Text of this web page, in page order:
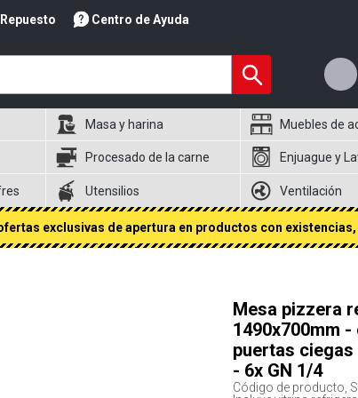
Centro de Ayuda
Masa y harina Muebles de
Procesado de la carne Enjuague y
Utensilios Ventilación
exclusivas de apertura en productos con
Mesa pizzera
1490x700mm
puertas
- 6x GN 1/4
Código de producto,